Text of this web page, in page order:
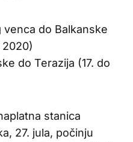
do Balkanske
2020)
do Terazija (17. do
stanica
27. jula, počinju